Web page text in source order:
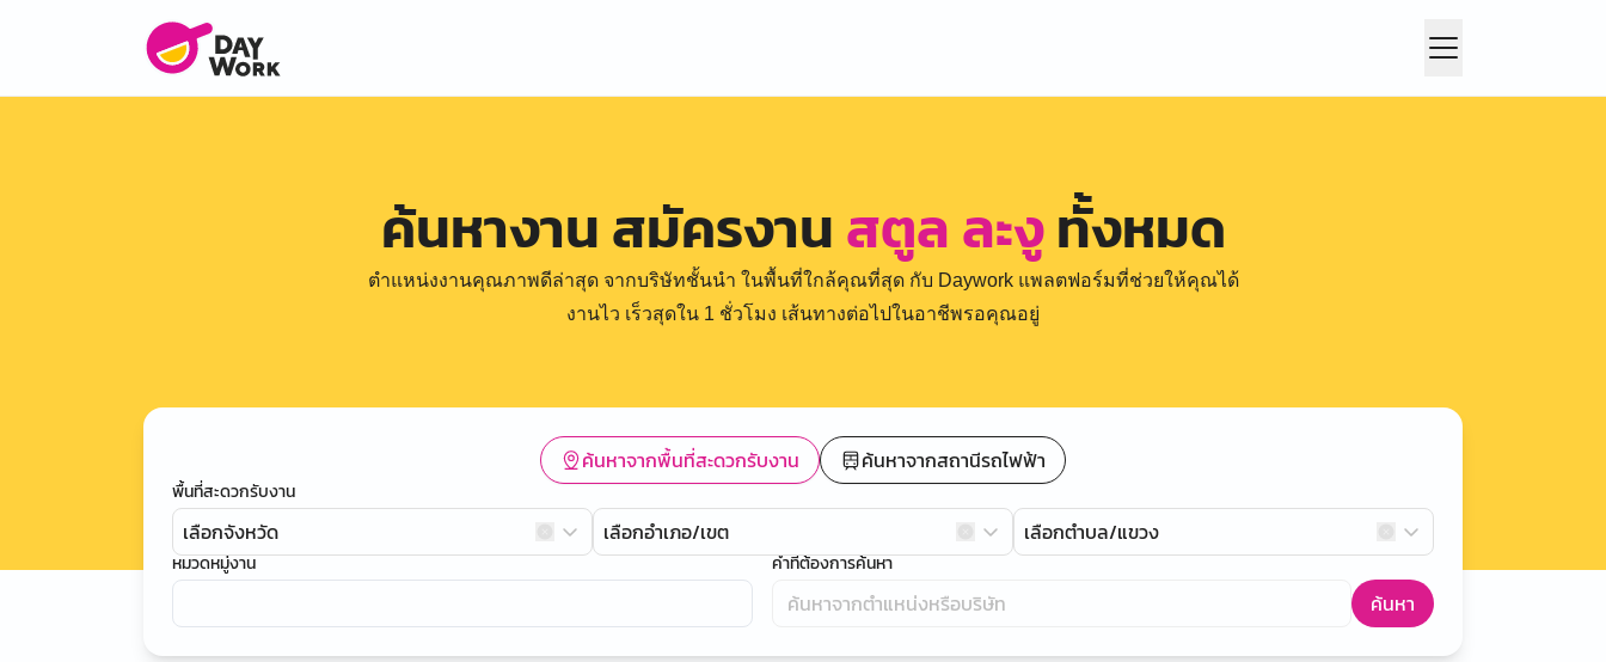
ค้นหางาน สมัครงานสตูล ละงูทั้งหมด
ตำแหน่งงานคุณภาพดีล่าสุด จากบริษัทชั้นนำ ในพื้นที่ใกล้คุณที่สุด กับ Daywork แพลตฟอร์มที่ช่วยให้คุณได้
งานไว เร็วสุดใน 1 ชั่วโมง เส้นทางต่อไปในอาชีพรอคุณอยู่
ค้นหาจากพื้นที่สะดวกรับงาน ค้นหาจากสถานีรถไฟฟ้า
พื้นที่สะดวกรับงาน
เลือกจังหวัด เลือกอำเภอ/เขต เลือกตำบล/แขวง
หมวดหมู่งาน คำที่ต้องการค้นหา
ค้นหา